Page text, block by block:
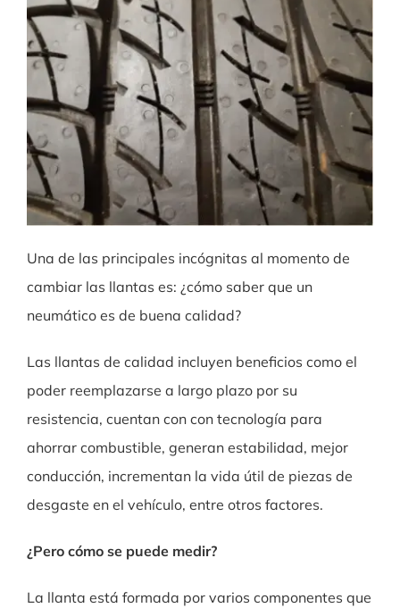
Una de las principales incógnitas al momento de
cambiar las llantas es: ¿cómo saber que un
neumático es de buena calidad?
Las llantas de calidad incluyen beneficios como el
poder reemplazarse a largo plazo por su
resistencia, cuentan con con tecnología para
ahorrar combustible, generan estabilidad, mejor
conducción, incrementan la vida útil de piezas de
desgaste en el vehículo, entre otros factores.
¿Pero cómo se puede medir?
La llanta está formada por varios componentes que